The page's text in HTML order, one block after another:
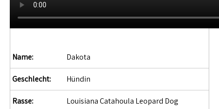
Name: Dakota
Geschlecht: Hündin
Rasse: Louisiana Catahoula Leopard Dog